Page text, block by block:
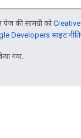
की सामग्री को
Developers साइट
गया.